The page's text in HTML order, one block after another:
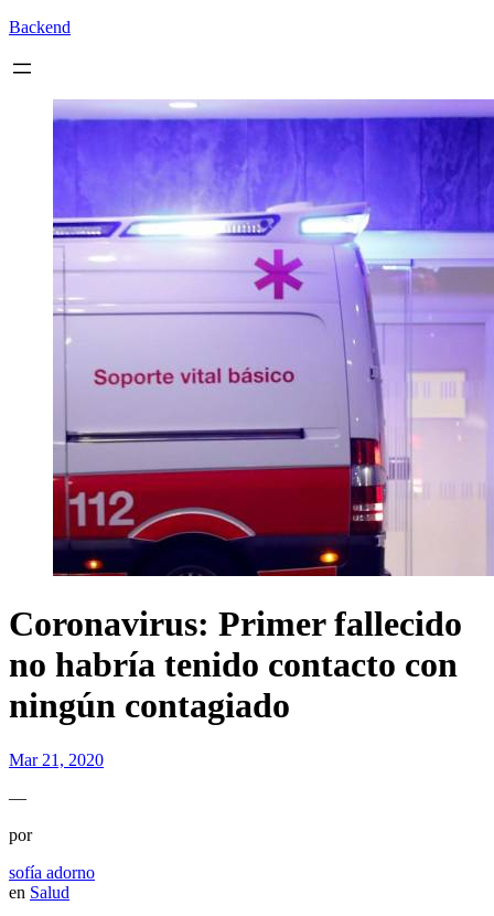
Backend
Coronavirus: Primer fallecido
no habría tenido contacto con
ningún contagiado
Mar 21, 2020
—
por
sofía adorno
en Salud